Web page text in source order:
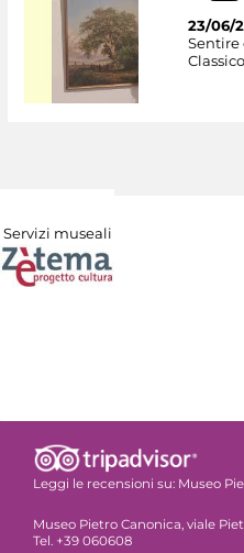
23/06/
Sentire
Servizi museali
Leggi le recensioni su: Museo
Museo Pietro Canonica, viale
Tel. +39 060608